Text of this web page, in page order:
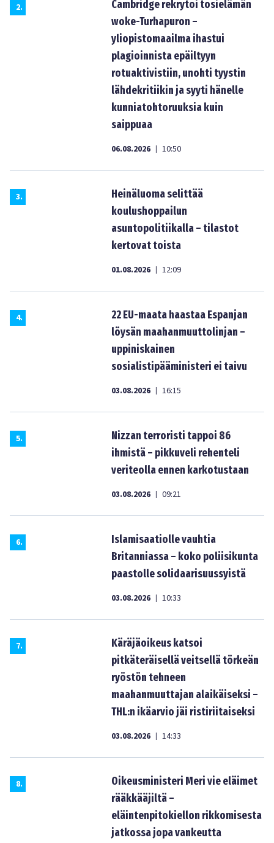
2.
Cambridge rekrytoi tosielämän
woke-Turhapuron –
yliopistomaailma ihastui
plagioinnista epäiltyyn
rotuaktivistiin, unohti tyystin
lähdekritiikin ja syyti hänelle
kunniatohtoruuksia kuin
saippuaa
06.08.2026 | 10:50
3.
Heinäluoma selittää
koulushoppailun
asuntopolitiikalla – tilastot
kertovat toista
01.08.2026 | 12:09
4.
22 EU-maata haastaa Espanjan
löysän maahanmuuttolinjan –
uppiniskainen
sosialistipääministeri ei taivu
03.08.2026 | 16:15
5.
Nizzan terroristi tappoi 86
ihmistä – pikkuveli rehenteli
veriteolla ennen karkotustaan
03.08.2026 | 09:21
6.
Islamisaatiolle vauhtia
Britanniassa – koko poliisikunta
paastolle solidaarisuussyistä
03.08.2026 | 10:33
7.
Käräjäoikeus katsoi
pitkäteräisellä veitsellä törkeän
ryöstön tehneen
maahanmuuttajan alaikäiseksi –
THL:n ikäarvio jäi ristiriitaiseksi
03.08.2026 | 14:33
8.
Oikeusministeri Meri vie eläimet
rääkkääjiltä –
eläintenpitokiellon rikkomisesta
jatkossa jopa vankeutta